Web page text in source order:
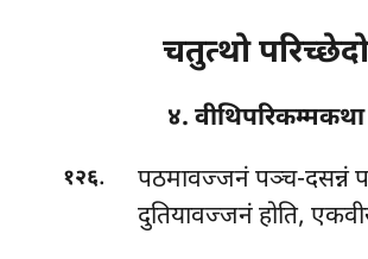
चतुत्थो परिच्छेदो
४. वीथिपरिकम्मकथा
१२६.
पठमावज्जनं पञ्च-दसन्नं
दुतियावज्जनं होति,